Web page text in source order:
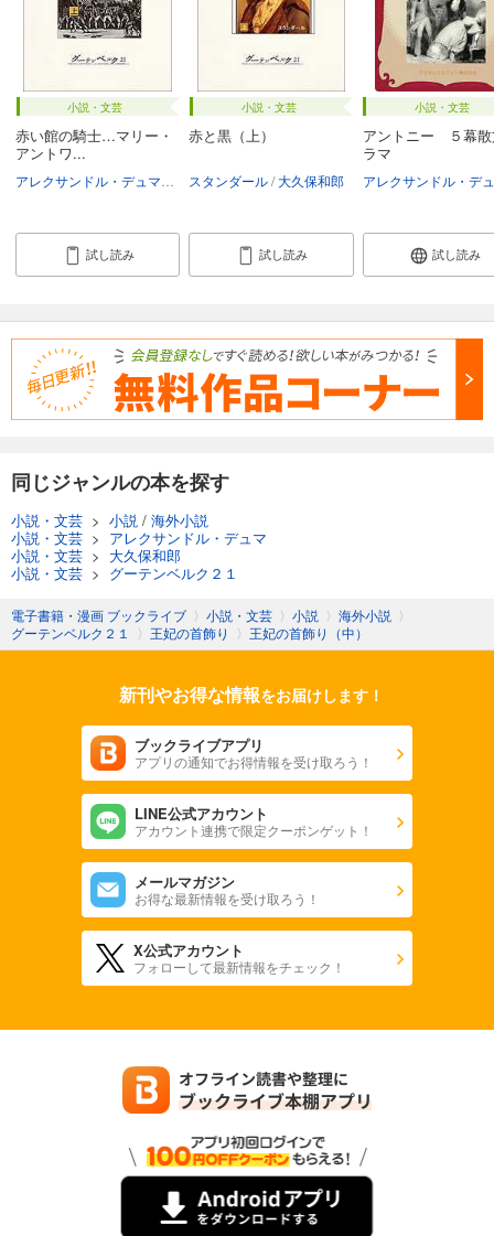
小説・文芸
赤い館の騎士…マリー・
アントワ...
鈴木豊
試し読み
小説・文芸
赤と黒（上）
スタンダール 大久保和郎
試し読み
小説・文芸
アントニー ５幕散
ラマ
試し読み
同じジャンルの本を探す
小説・文芸 > 小説 / 海外小説
小説・文芸 > アレクサンドル・デュマ
小説・文芸 > 大久保和郎
小説・文芸 > グーテンベルク２１
電子書籍・漫画 ブックライブ 〉 小説・文芸 〉 小説 〉 海外小説 〉
グーテンベルク２１
〉 王妃の首飾り 〉 王妃の首飾り（中）
新刊やお得な情報をお届けします！
ブックライブアプリ
アプリの通知でお得情報を受け取ろう！
LINE公式アカウント
アカウント連携で限定クーポンゲット！
メールマガジン
お得な最新情報を受け取ろう！
X公式アカウント
フォローして最新情報をチェック！